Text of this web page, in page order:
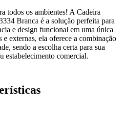
todos os ambientes! A Cadeira
Branca é a solução perfeita para
e design funcional em uma única
e externas, ela oferece a combinação
sendo a escolha certa para sua
estabelecimento comercial.